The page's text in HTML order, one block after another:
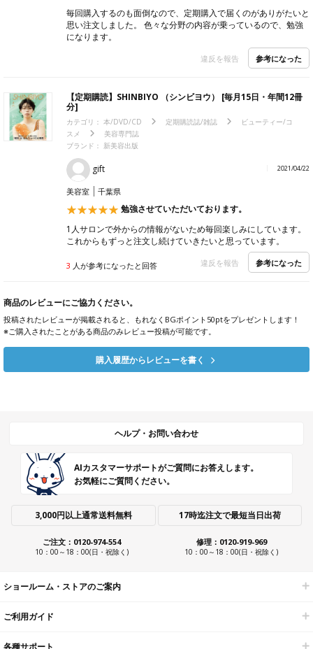
毎回購入するのも面倒なので、定期購入で届くのがありがたいと
思い注文しました。 色々な分野の内容が乗っているので、勉強
になります。
違反を報告 参考になった
【定期購読】SHINBIYO （シンビヨウ） [毎月15日・年間12冊
分]
カテゴリ： 本/DVD/CD 定期購読誌/雑誌
ビューティー/コ
スメ
美容専門誌
ブランド： 新美容出版
gift 2021/04/22
美容室 千葉県
勉強させていただいております。
1人サロンで外からの情報がないため毎回楽しみにしています。
これからもずっと注文し続けていきたいと思っています。
3 人が参考になったと回答 違反を報告 参考になった
商品のレビューにご協力ください。
投稿されたレビューが掲載されると、もれなくBGポイント50ptをプレゼントします！
※ご購入されたことがある商品のみレビュー投稿が可能です。
購入履歴からレビューを書く
ヘルプ・お問い合わせ
AIカスタマーサポートがご質問にお答えします。
お気軽にご質問ください。
3,000円以上通常送料無料 17時迄注文で最短当日出荷
ご注文：0120-974-554
10：00～18：00(日・祝除く)
修理：0120-919-969
10：00～18：00(日・祝除く)
ショールーム・ストアのご案内
ご利用ガイド
各種サポート